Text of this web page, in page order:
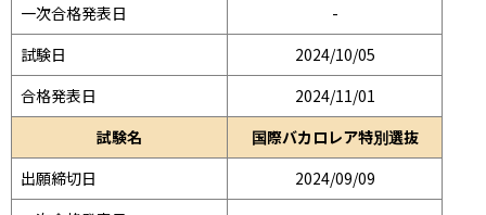
一次合格発表日
-
試験日
2024/10/05
合格発表日
2024/11/01
試験名
国際バカロレア特別選抜
出願締切日
2024/09/09